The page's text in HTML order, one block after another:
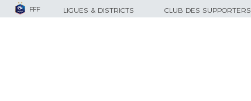
FFF LIGUES & DISTRICTS CLUB DES SUPPORTERS